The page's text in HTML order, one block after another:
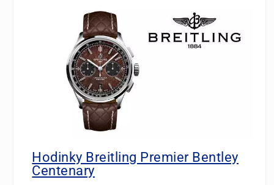
Hodinky Breitling Premier Bentley
Centenary